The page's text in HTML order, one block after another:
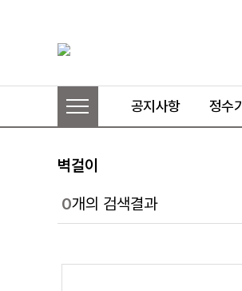
공지사항 정수기
벽걸이
0개의 검색결과